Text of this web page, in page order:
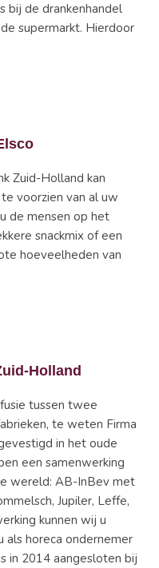
bij de drankenhandel
supermarkt. Hierdoor
Zuid-Holland kan
voorzien van al uw
de mensen op het
snackmix of een
hoeveelheden van
Holland
tussen twee
te weten Firma
in het oude
een samenwerking
wereld: AB-InBev met
Jupiler, Leffe,
kunnen wij u
als horeca ondernemer
in 2014 aangesloten bij